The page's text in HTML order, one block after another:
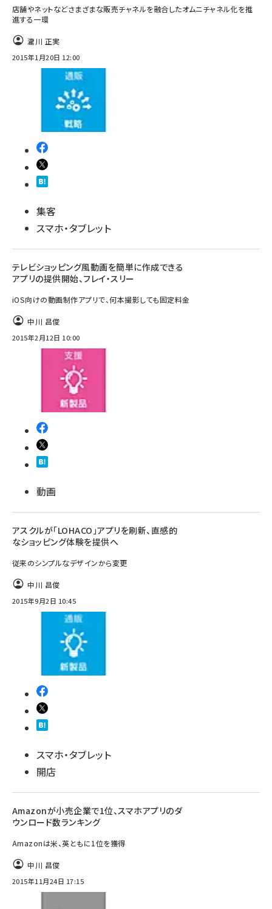
店舗やネットなどさまざまな販売チャネルを融合したオムニチャネル化を推
進する一環
瀧川 正実
2015年1月20日 12:00
集客
スマホ・タブレット
テレビショッピング風動画を簡単に作成できる
アプリの提供開始、フレイ・スリー
iOS向けの動画制作アプリで、何本撮影しても固定料金
中川 昌俊
2015年2月12日 10:00
動画
アスクルが「LOHACO」アプリを刷新、直感的
なショッピング体験を提供へ
従来のシンプルなデザインから変更
中川 昌俊
2015年9月2日 10:45
スマホ・タブレット
開店
Amazonが小売企業で1位、スマホアプリのダ
ウンロード数ランキング
Amazonは米、英ともに1位を獲得
中川 昌俊
2015年11月24日 17:15